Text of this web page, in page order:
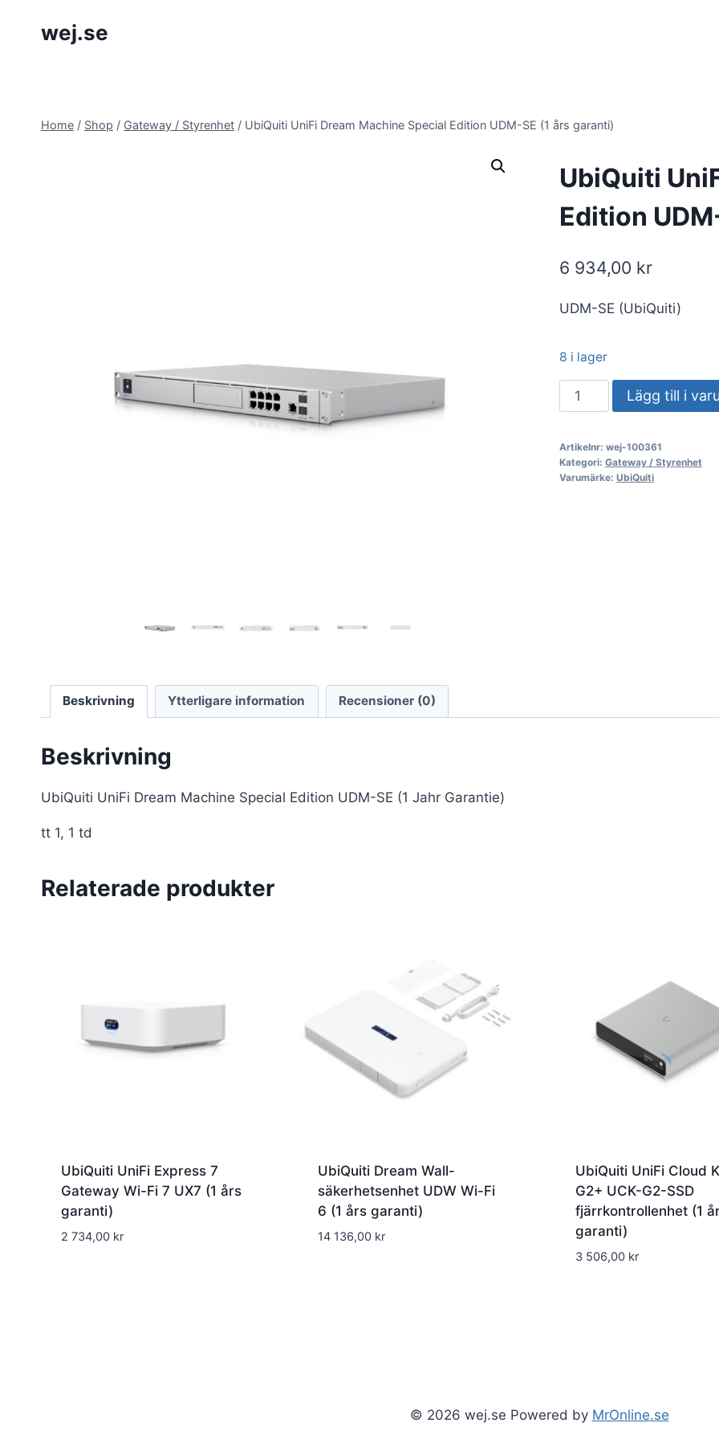
wej.se
Home / Shop / Gateway / Styrenhet / UbiQuiti UniFi Dream Machine Special Edition UDM-SE (1 års garanti)
UbiQuiti
Edition
6 934,00 kr
UDM-SE (UbiQuiti)
8 i lager
UbiQuiti
UniFi
Machine
Special
Lägg till i
Artikelnr: wej-100361
Kategori: Gateway / Styrenhet
Varumärke: UbiQuiti
Beskrivning Ytterligare information Recensioner (0)
Beskrivning
UbiQuiti UniFi Dream Machine Special Edition UDM-SE (1 Jahr Garantie)
tt 1, 1 td
Relaterade produkter
UbiQuiti UniFi Express 7
Gateway Wi-Fi 7 UX7 (1 års
garanti)
2 734,00 kr
UbiQuiti Dream Wall-
säkerhetsenhet UDW Wi-Fi
6 (1 års garanti)
14 136,00 kr
UbiQuiti UniFi Cloud
G2+ UCK-G2-SSD
fjärrkontrollenhet (1
garanti)
3 506,00 kr
© 2026 wej.se Powered by MrOnline.se